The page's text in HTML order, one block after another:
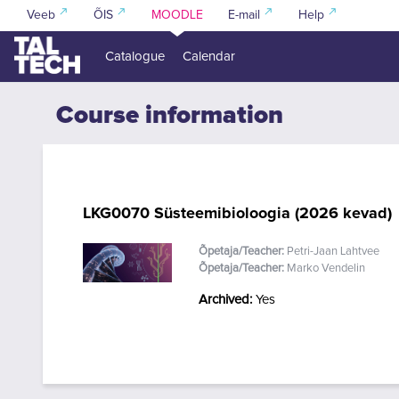
Skip to main content
Veeb ÕIS MOODLE E-mail Help
Catalogue Calendar
Course information
LKG0070 Süsteemibioloogia (2026 kevad)
Õpetaja/Teacher: Petri-Jaan Lahtvee
Õpetaja/Teacher: Marko Vendelin
Archived : Yes